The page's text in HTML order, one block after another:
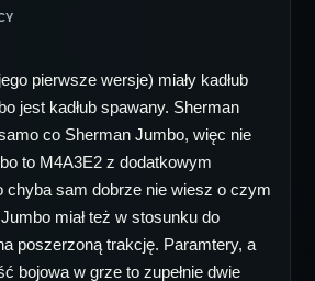
pierwsze wersje) miały kadłub
jest kadłub spawany. Sherman
co Sherman Jumbo, więc nie
to M4A3E2 z dodatkowym
chyba sam dobrze nie wiesz o czym
miał też w stosunku do
poszerzoną trakcję. Paramtery, a
bojowa w grze to zupełnie dwie